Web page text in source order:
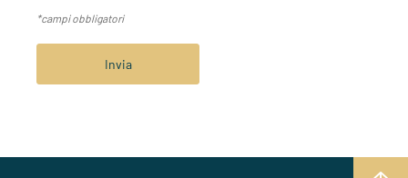
*campi obbligatori
Invia